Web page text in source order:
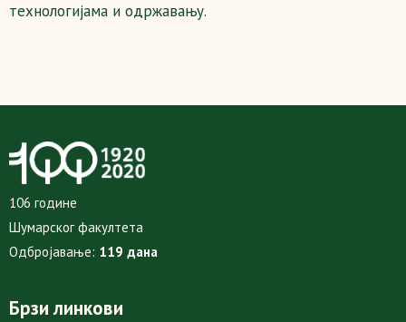
технологијама и одржавању.
106 године
Шумарског факултета
Одбројавање: 119 дана
Брзи линкови